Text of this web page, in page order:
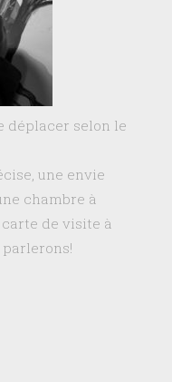
déplacer selon le
une envie
chambre à
de visite à